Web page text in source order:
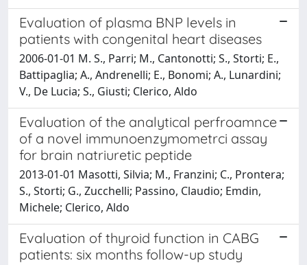
Evaluation of plasma BNP levels in
patients with congenital heart diseases
2006-01-01 M. S., Parri; M., Cantonotti; S., Storti; E.,
Battipaglia; A., Andrenelli; E., Bonomi; A., Lunardini;
V., De Lucia; S., Giusti; Clerico, Aldo
Evaluation of the analytical perfroamnce
of a novel immunoenzymometrci assay
for brain natriuretic peptide
2013-01-01 Masotti, Silvia; M., Franzini; C., Prontera;
S., Storti; G., Zucchelli; Passino, Claudio; Emdin,
Michele; Clerico, Aldo
Evaluation of thyroid function in CABG
patients: six months follow-up study